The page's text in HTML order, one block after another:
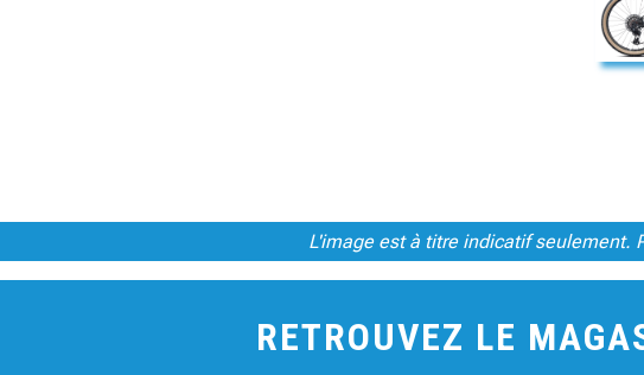
L'image est à titre indicatif seulement.
RETROUVEZ LE